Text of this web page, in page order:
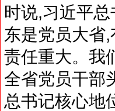
时说,习近平
东是党员大省
责任重大。我
全省党员干部
总书记核心地